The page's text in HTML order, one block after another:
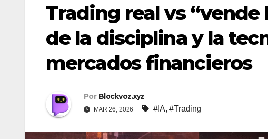
Trading real vs
de la disciplina y la
mercados financieros
Por Blockvoz.xyz
MAR 26, 2026 #IA, #Trading